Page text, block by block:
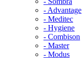
- Advantage
- Meditec
- Hygiene
- Combison
- Master
- Modus